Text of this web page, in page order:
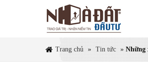
Trang chủ » Tin tức »Những